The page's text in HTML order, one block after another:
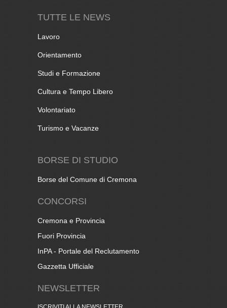
TUTTE LE NEWS
Lavoro
Orientamento
Studi e Formazione
Cultura e Tempo Libero
Volontariato
Turismo e Vacanze
BORSE DI STUDIO
Borse del Comune di Cremona
CONCORSI
Cremona e Provincia
Fuori Provincia
InPA - Portale del Reclutamento
Gazzetta Ufficiale
NEWSLETTER